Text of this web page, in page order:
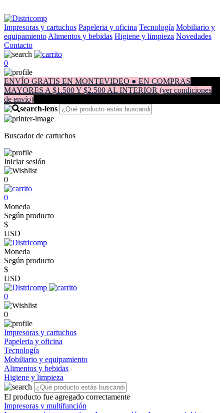
Impresoras y cartuchos Papeleria y oficina Tecnología Mobiliario y
equipamiento Alimentos y bebidas Higiene y limpieza Novedades
Contacto
0
ENVÍO GRATIS EN MONTEVIDEO ● EN COMPRAS
MAYORES A $1.500 Y $2.500 AL INTERIOR (ver condiciones
de envío)
Buscador de cartuchos
Iniciar sesión
0
0
Moneda
Según producto
$
USD
Moneda
Según producto
$
USD
0
0
Impresoras y cartuchos
Papeleria y oficina
Tecnología
Mobiliario y equipamiento
Alimentos y bebidas
Higiene y limpieza
El producto fue agregado correctamente
Impresoras y multifunción